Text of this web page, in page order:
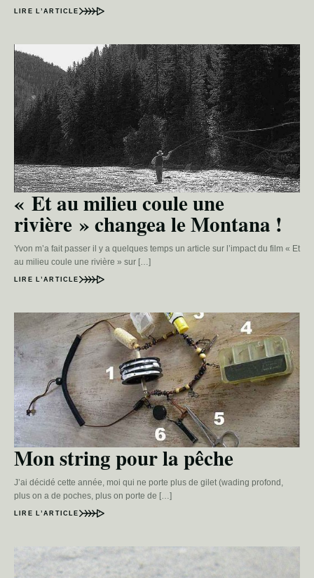
LIRE L’ARTICLE
« Et au milieu coule une
rivière » changea le Montana !
Yvon m’a fait passer il y a quelques temps un article sur l’impact du film « Et
au milieu coule une rivière » sur […]
LIRE L’ARTICLE
Mon string pour la pêche
J’ai décidé cette année, moi qui ne porte plus de gilet (wading profond,
plus on a de poches, plus on porte de […]
LIRE L’ARTICLE